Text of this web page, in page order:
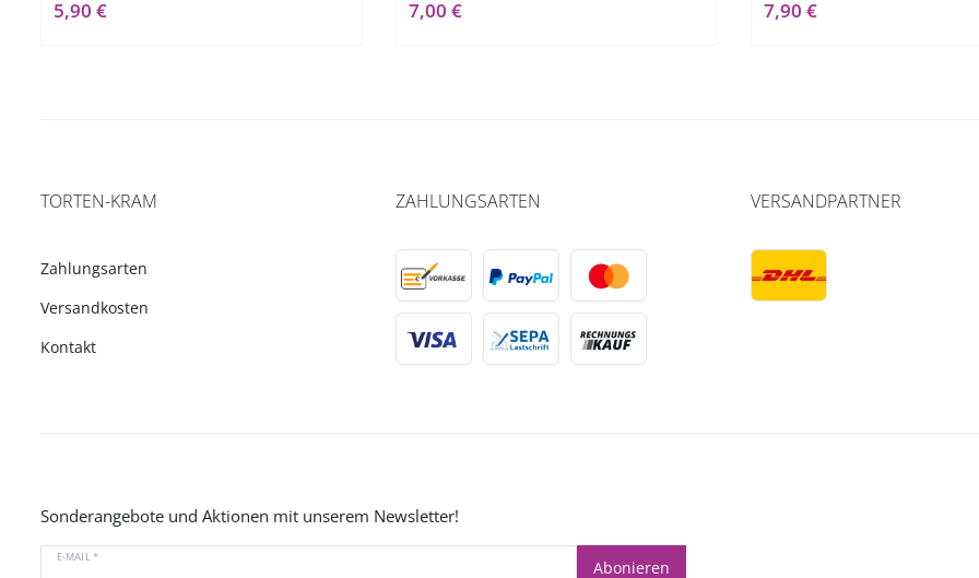
5,90 € 7,00 € 7,90 €
TORTEN-KRAM
Zahlungsarten
Versandkosten
Kontakt
ZAHLUNGSARTEN VERSANDPARTNER
Sonderangebote und Aktionen mit unserem Newsletter!
E-MAIL *
Abonieren